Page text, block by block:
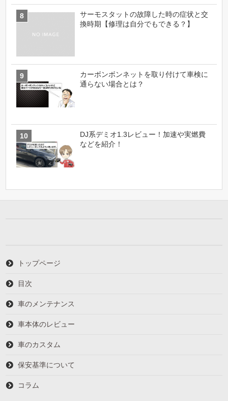
サーモスタットの故障した時の症状と交
換時期【修理は自分でもできる？】
カーボンボンネットを取り付けて車検に
通らない場合とは？
DJ系デミオ1.3レビュー！加速や実燃費
などを紹介！
トップページ
目次
車のメンテナンス
車本体のレビュー
車のカスタム
保安基準について
コラム